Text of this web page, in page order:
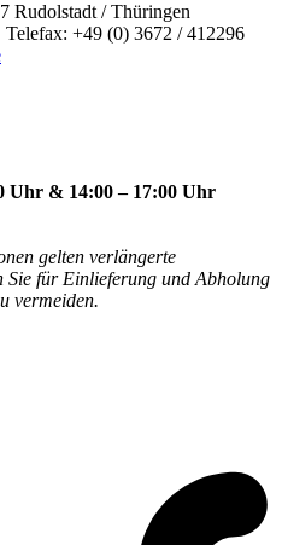
Rudolstadt / Thüringen
+49 (0) 3672 / 412296
Uhr & 14:00 – 17:00 Uhr
gelten verlängerte
Sie für Einlieferung und Abholung
vermeiden.